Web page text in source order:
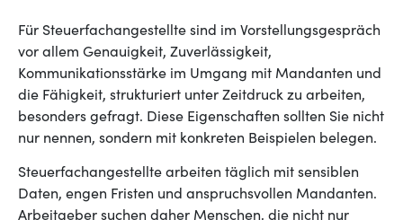
Für Steuerfachangestellte sind im Vorstellungsgespräch
vor allem Genauigkeit, Zuverlässigkeit,
Kommunikationsstärke im Umgang mit Mandanten und
die Fähigkeit, strukturiert unter Zeitdruck zu arbeiten,
besonders gefragt. Diese Eigenschaften sollten Sie nicht
nur nennen, sondern mit konkreten Beispielen belegen.
Steuerfachangestellte arbeiten täglich mit sensiblen
Daten, engen Fristen und anspruchsvollen Mandanten.
Arbeitgeber suchen daher Menschen, die nicht nur